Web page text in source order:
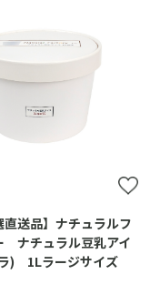
直送品】ナチュラルフ
ナチュラル豆乳アイ
) 1Lラージサイズ